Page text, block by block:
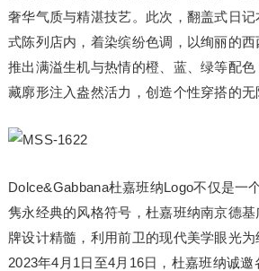
奢华气质与精湛技艺。此次，翻盖式日
式陈列店内，着染缤纷色调，以绚丽的西
推出满溢生机与热情的橙、蓝、绿等配
藏廓形注入盎然活力，创造个性穿搭的无
Dolce&Gabbana杜嘉班纳Logo不仅是一
隽永经典的风格符号，杜嘉班纳南京德
牌设计精髓，利用前卫的现代美学眼光为
2023年4月1日至4月16日，杜嘉班纳诚